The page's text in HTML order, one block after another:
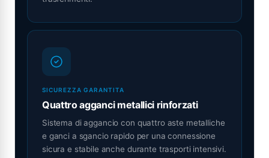
SICUREZZA GARANTITA
Quattro agganci metallici rinforzati
Sistema di aggancio con quattro aste metalliche
e ganci a sgancio rapido per una connessione
sicura e stabile anche durante trasporti intensivi.